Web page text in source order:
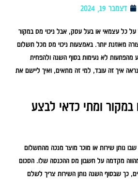
דצמבר 19, 2024
על כל עצמאי או בעל עסק, אבל ניכוי מס במקור
מאוזנת יותר. באמצעות ניכוי מס מכל תשלום
מהפתעות לא נעימות בסוף השנה ולהפחית
איך זה עובד, למי זה מתאים, ואיך ליישם את
במקור ומתי כדאי לבצע
שבו נותן שירות או מוכר מוצר מנכה מהתשלום
מקדמה על חשבון מס ההכנסה שלו. הסכום
כך שבסוף השנה נותן השירות צריך לשלם